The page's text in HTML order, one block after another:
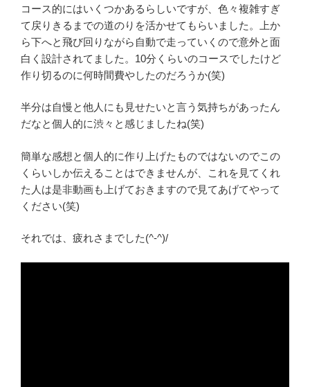
コース的にはいくつかあるらしいですが、色々複雑すぎ
て戻りきるまでの道のりを活かせてもらいました。上か
ら下へと飛び回りながら自動で走っていくので意外と面
白く設計されてました。10分くらいのコースでしたけど
作り切るのに何時間費やしたのだろうか(笑)
半分は自慢と他人にも見せたいと言う気持ちがあったん
だなと個人的に渋々と感じましたね(笑)
簡単な感想と個人的に作り上げたものではないのでこの
くらいしか伝えることはできませんが、これを見てくれ
た人は是非動画も上げておきますので見てあげてやって
ください(笑)
それでは、疲れさまでした(^‐^)/